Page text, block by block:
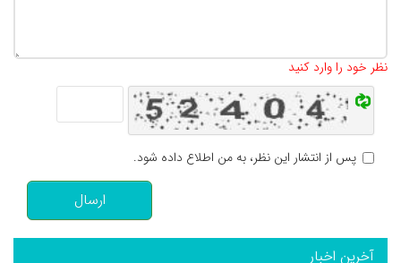
نظر خود را وارد کنید
پس از انتشار این نظر، به من اطلاع داده شود.
ارسال
آخرین اخبار